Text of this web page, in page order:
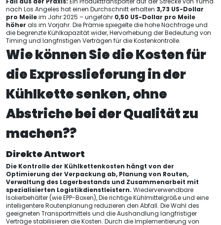
nach Los Angeles hat einen Durchschnitt erhalten 3,73 US-Dollar
pro Meileim Jahr 2025 – ungefähr 0,50 US-Dollar pro Meile
höher als im Vorjahr. Die Prämie spiegelte die hohe Nachfrage und
die begrenzte Kühlkapazität wider, Hervorhebung der Bedeutung von
Timing und langfristigen Verträgen für die Kostenkontrolle.
Wie können Sie die Kosten für
die Expresslieferung in der
Kühlkette senken, ohne
Abstriche bei der Qualität zu
machen??
Direkte Antwort
Die Kontrolle der Kühlkettenkosten hängt von der
Optimierung der Verpackung ab, Planung von Routen,
Verwaltung des Lagerbestands und Zusammenarbeit mit
spezialisierten Logistikdienstleistern. Wiederverwendbare
Isolierbehälter (wie EPP-Boxen), Die richtige Kühlmittelgröße und eine
intelligentere Routenplanung reduzieren den Abfall. Die Wahl des
geeigneten Transportmittels und die Aushandlung langfristiger
Verträge stabilisieren die Kosten. Durch die Implementierung von